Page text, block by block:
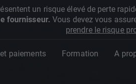
un risque élevé de perte
fournisseur. Vous devez vous
prendre le risque
paiements Formation A